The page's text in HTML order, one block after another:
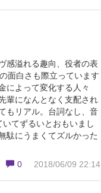
感溢れる趣向、役者の表
面白さも際立っています
によって変化する人々
輩になんとなく支配され
もリアル。台詞なし、音
てずるいとおもいまし
駄にうまくてズルかった
0
2018/06/09 22:14